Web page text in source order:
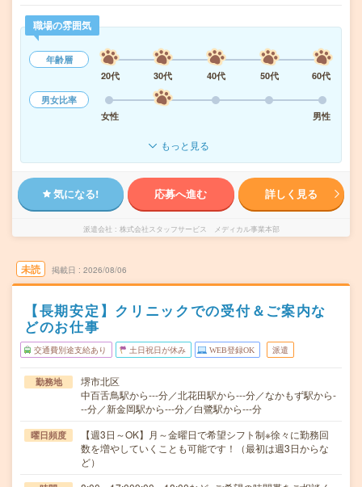
職場の雰囲気
年齢層
20代
30代 40代 50代
60代
男女比率
女性
男性
もっと見る
気になる! 応募へ進む 詳しく見る
派遣会社 株式会社スタッフサービス メディカル事業本部
未読 掲載日 2026/08/06
【長期安定】クリニックでの受付＆ご案内な
どのお仕事
交通費別途支給あり 土日祝日が休み WEB登録OK 派遣
勤務地
堺市北区
中百舌鳥駅から---分／北花田駅から---分／なかもず駅から-
--分／新金岡駅から---分／白鷺駅から---分
曜日頻度
【週3日～OK】月～金曜日で希望シフト制※徐々に勤務回
数を増やしていくことも可能です！（最初は週3日からな
ど）